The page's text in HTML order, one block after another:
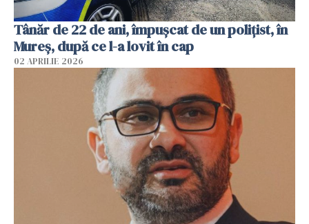
Tânăr de 22 de ani, împușcat de un polițist, în
Mureș, după ce l-a lovit în cap
02 APRILIE 2026